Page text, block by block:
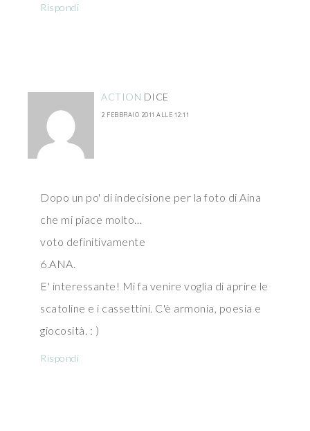
Rispondi
ACTION DICE
2 FEBBRAIO 2011 ALLE 12:11
Dopo un po' di indecisione per la foto di Aina
che mi piace molto…
voto definitivamente
6.ANA.
E' interessante! Mi fa venire voglia di aprire le
scatoline e i cassettini. C'è armonia, poesia e
giocosità. : )
Rispondi